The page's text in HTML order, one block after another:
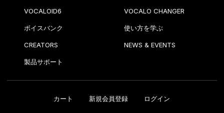
VOCALOID6 VOCALO CHANGER
ボイスバンク 使い方を学ぶ
CREATORS NEWS & EVENTS
製品サポート
カート 新規会員登録 ログイン